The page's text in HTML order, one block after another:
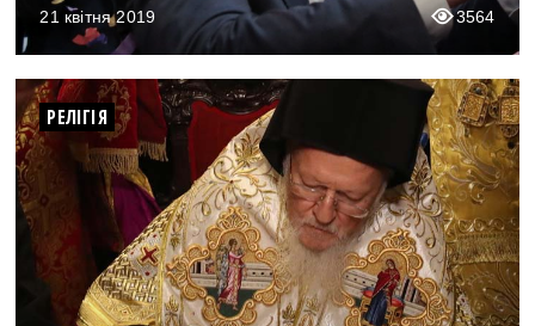
21 квітня 2019 3564
РЕЛІГІЯ